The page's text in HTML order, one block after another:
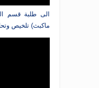
الى طلبة قسم
ماكبث) تلخيص